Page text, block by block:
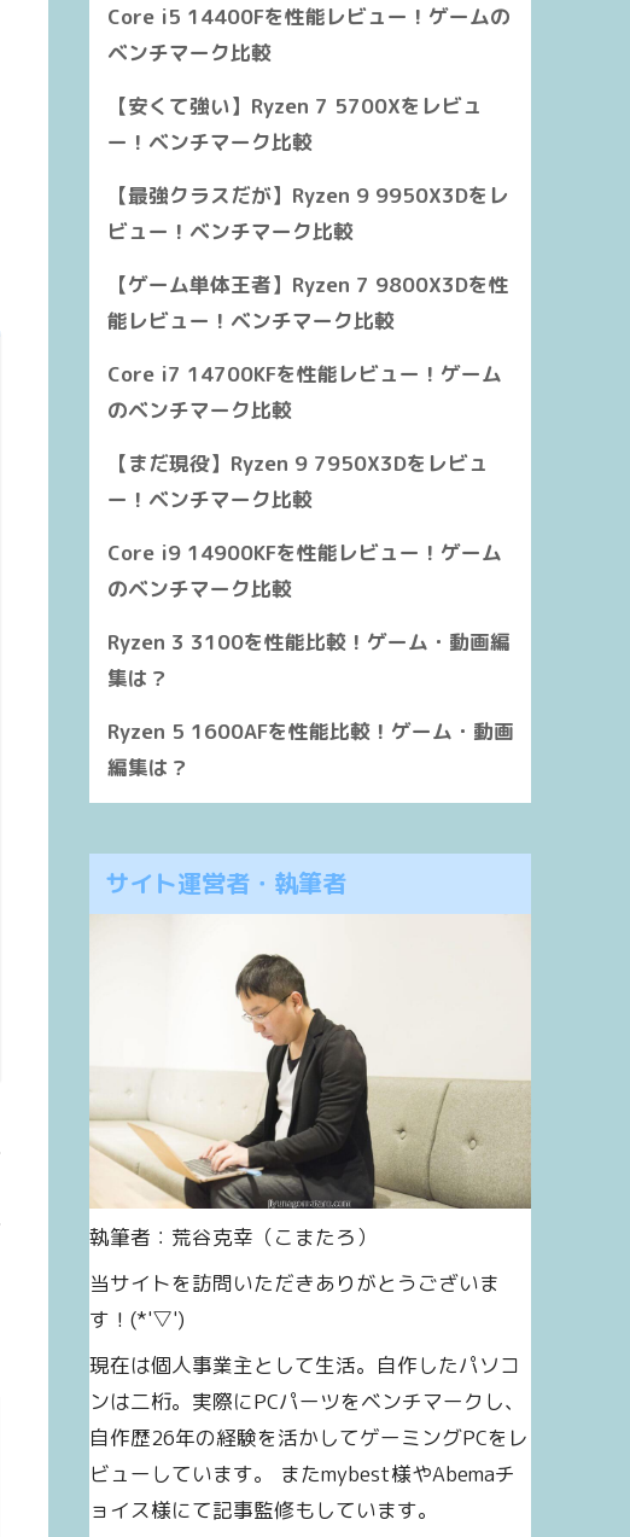
Core i7 14700KF Core i7 13700KF
最新世代 旧世代
Core i5 14400Fを性能レビュー！ゲームの
ベンチマーク比較
【安くて強い】Ryzen 7 5700Xをレビュ
ー！ベンチマーク比較
【最強クラスだが】Ryzen 9 9950X3Dをレ
ビュー！ベンチマーク比較
【ゲーム単体王者】Ryzen 7 9800X3Dを性
能レビュー！ベンチマーク比較
Core i7 14700KFを性能レビュー！ゲーム
のベンチマーク比較
【まだ現役】Ryzen 9 7950X3Dをレビュ
ー！ベンチマーク比較
Core i9 14900KFを性能レビュー！ゲーム
のベンチマーク比較
Ryzen 3 3100を性能比較！ゲーム・動画編
集は？
Ryzen 5 1600AFを性能比較！ゲーム・動画
編集は？
サイト運営者・執筆者
執筆者：荒谷克幸（こまたろ）
当サイトを訪問いただきありがとうございま
す！(*'▽')
現在は個人事業主として生活。自作したパソコ
ンは二桁。実際にPCパーツをベンチマークし、
自作歴26年の経験を活かしてゲーミングPCをレ
ビューしています。 またmybest様やAbemaチ
ョイス様にて記事監修もしています。